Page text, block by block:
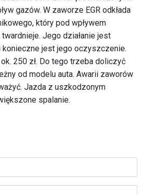
gazów. W zaworze EGR odkłada
który pod wpływem
Jego działanie jest
konieczne jest jego oczyszczenie.
250 zł. Do tego trzeba doliczyć
od modelu auta. Awarii zaworów
Jazda z uszkodzonym
spalanie.